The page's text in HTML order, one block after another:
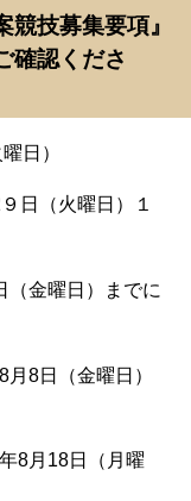
競技募集要項』
確認くださ
日）
日（火曜日）１
（金曜日）までに
8日（金曜日）
8月18日（月曜